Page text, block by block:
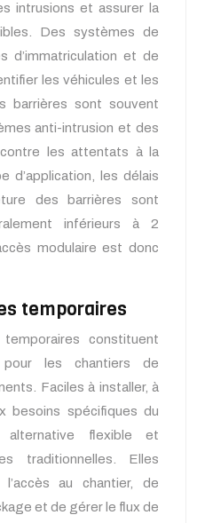
intrusions et assurer la
Des systèmes de
d’immatriculation et de
les véhicules et les
barrières sont souvent
anti-intrusion et des
les attentats à la
d’application, les délais
des barrières sont
inférieurs à 2
modulaire est donc
temporaires
constituent
les chantiers de
Faciles à installer, à
besoins spécifiques du
flexible et
traditionnelles. Elles
au chantier, de
et de gérer le flux de